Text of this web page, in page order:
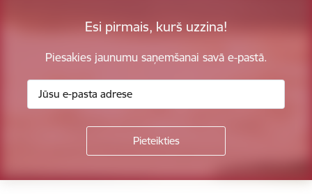
Esi pirmais, kurš uzzina!
Piesakies jaunumu saņemšanai savā e-pastā.